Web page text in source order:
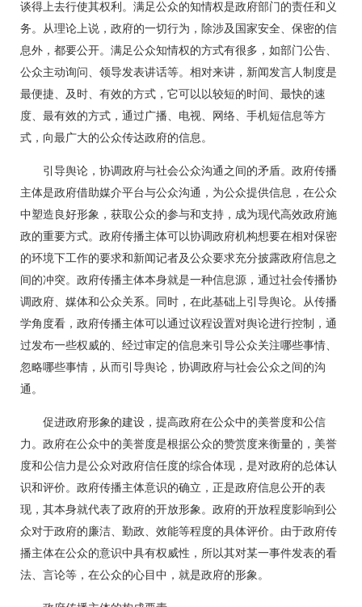
谈得上去行使其权利。满足公众的知情权是政府部门的责任和义
务。从理论上说，政府的一切行为，除涉及国家安全、保密的信
息外，都要公开。满足公众知情权的方式有很多，如部门公告、
公众主动询问、领导发表讲话等。相对来讲，新闻发言人制度是
最便捷、及时、有效的方式，它可以以较短的时间、最快的速
度、最有效的方式，通过广播、电视、网络、手机短信息等方
式，向最广大的公众传达政府的信息。
引导舆论，协调政府与社会公众沟通之间的矛盾。政府传播
主体是政府借助媒介平台与公众沟通，为公众提供信息，在公众
中塑造良好形象，获取公众的参与和支持，成为现代高效政府施
政的重要方式。政府传播主体可以协调政府机构想要在相对保密
的环境下工作的要求和新闻记者及公众要求充分披露政府信息之
间的冲突。政府传播主体本身就是一种信息源，通过社会传播协
调政府、媒体和公众关系。同时，在此基础上引导舆论。从传播
学角度看，政府传播主体可以通过议程设置对舆论进行控制，通
过发布一些权威的、经过审定的信息来引导公众关注哪些事情、
忽略哪些事情，从而引导舆论，协调政府与社会公众之间的沟
通。
促进政府形象的建设，提高政府在公众中的美誉度和公信
力。政府在公众中的美誉度是根据公众的赞赏度来衡量的，美誉
度和公信力是公众对政府信任度的综合体现，是对政府的总体认
识和评价。政府传播主体意识的确立，正是政府信息公开的表
现，其本身就代表了政府的开放形象。政府的开放程度影响到公
众对于政府的廉洁、勤政、效能等程度的具体评价。由于政府传
播主体在公众的意识中具有权威性，所以其对某一事件发表的看
法、言论等，在公众的心目中，就是政府的形象。